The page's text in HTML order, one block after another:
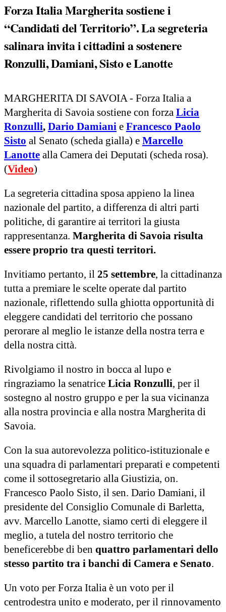
Forza Italia Margherita sostiene i
“Candidati del Territorio”. La segreteria
salinara invita i cittadini a sostenere
Ronzulli, Damiani, Sisto e Lanotte
MARGHERITA DI SAVOIA - Forza Italia a
Margherita di Savoia sostiene con forza Licia
Ronzulli, Dario Damiani e Francesco Paolo
Sisto al Senato (scheda gialla) e Marcello
Lanotte alla Camera dei Deputati (scheda rosa).
(Video)
La segreteria cittadina sposa appieno la linea
nazionale del partito, a differenza di altri parti
politiche, di garantire ai territori la giusta
rappresentanza. Margherita di Savoia risulta
essere proprio tra questi territori.
Invitiamo pertanto, il 25 settembre, la cittadinanza
tutta a premiare le scelte operate dal partito
nazionale, riflettendo sulla ghiotta opportunità di
eleggere candidati del territorio che possano
perorare al meglio le istanze della nostra terra e
della nostra città.
Rivolgiamo il nostro in bocca al lupo e
ringraziamo la senatrice Licia Ronzulli, per il
sostegno al nostro gruppo e per la sua vicinanza
alla nostra provincia e alla nostra Margherita di
Savoia.
Con la sua autorevolezza politico-istituzionale e
una squadra di parlamentari preparati e competenti
come il sottosegretario alla Giustizia, on.
Francesco Paolo Sisto, il sen. Dario Damiani, il
presidente del Consiglio Comunale di Barletta,
avv. Marcello Lanotte, siamo certi di eleggere il
meglio, a tutela del nostro territorio che
beneficerebbe di ben quattro parlamentari dello
stesso partito tra i banchi di Camera e Senato.
Un voto per Forza Italia è un voto per il
centrodestra unito e moderato, per il rinnovamento